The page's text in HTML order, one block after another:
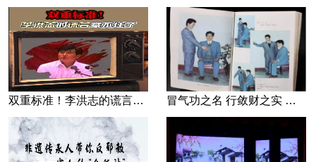
双重标准！李洪志的谎言藏不住了 冒气功之名 行敛财之实 张宏堡义女“小倩”团伙覆灭记